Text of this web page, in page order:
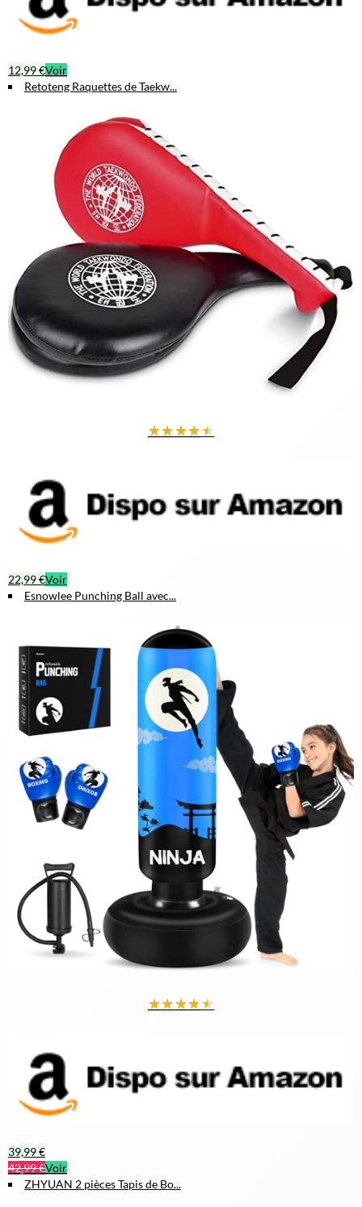
12,99 €Voir
Retoteng Raquettes de Taekw...
★★★★★
22,99 €Voir
Esnowlee Punching Ball avec...
★★★★★
39,99 €
42,99 €Voir
ZHYUAN 2 pièces Tapis de Bo...